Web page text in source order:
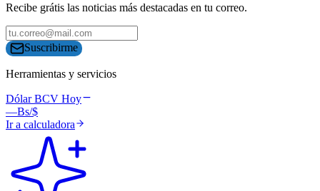
Recibe grátis las noticias más destacadas en tu correo.
Suscribirme
Herramientas y servicios
Dólar BCV Hoy
—Bs/$
Ir a calculadora